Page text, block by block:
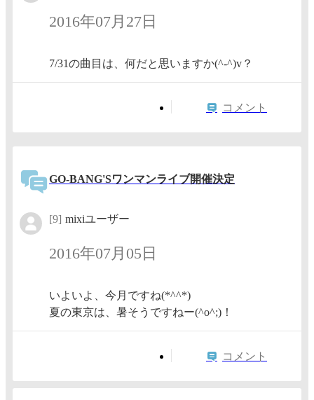
2016年07月27日
7/31の曲目は、何だと思いますか(^-^)v？
コメント
GO-BANG'Sワンマンライブ開催決定
[9] mixiユーザー
2016年07月05日
いよいよ、今月ですね(*^^*)
夏の東京は、暑そうですねー(^o^;)！
コメント